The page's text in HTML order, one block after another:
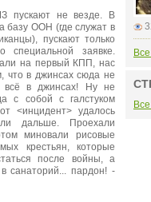
пускают не везде. В
базу ООН (где служат в
пускают только
специальной заявке.
на первый КПП, нас
что в джинсах сюда не
в джинсах! Ну не
с собой с галстуком
<инцидент> удалось
дальше. Проехали
миновали рисовые
крестьян, которые
после войны, а
санаторий... пардон! -